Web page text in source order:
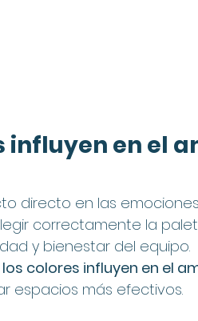
influyen en el
directo en las
correctamente la
y bienestar del equipo.
colores influyen en el
espacios más efectivos.